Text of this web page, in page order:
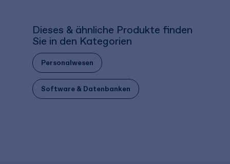
Dieses & ähnliche Produkte finden
Sie in den Kategorien
Personalwesen
Software & Datenbanken